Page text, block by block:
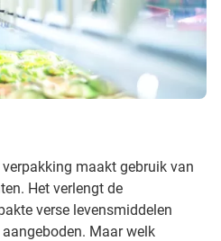
maakt gebruik van
Het verlengt de
verse levensmiddelen
Maar welk